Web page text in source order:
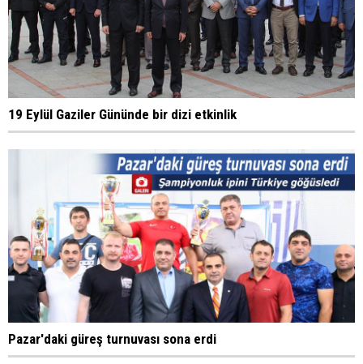
19 Eylül Gaziler Gününde bir dizi etkinlik
Pazar'daki güreş turnuvası sona erdi